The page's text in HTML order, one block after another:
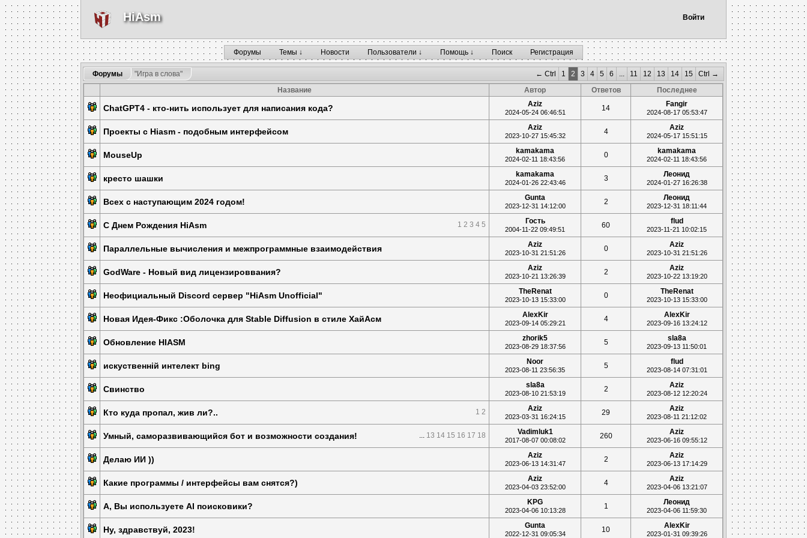
HiAsm Войти
Форумы Темы ↓ Новости Пользователи ↓ Помощь ↓ Поиск Регистрация
Форумы "Игра в слова" ← Ctrl 1 2 3 4 5 6 ... 11 12 13 14 15
Ctrl →
Название
Автор Ответов Последнее
ChatGPT4 - кто-нить использует для написания кода? Aziz
2024-05-24 06:46:51 14 Fangir
2024-08-17 05:53:47
Проекты с Hiasm - подобным интерфейсом Aziz
2023-10-27 15:45:32 4 Aziz
2024-05-17 15:51:15
MouseUp kamakama
2024-02-11 18:43:56 0 kamakama
2024-02-11 18:43:56
кресто шашки kamakama
2024-01-26 22:43:46 3 Леонид
2024-01-27 16:26:38
Всех с наступающим 2024 годом! Gunta
2023-12-31 14:12:00 2 Леонид
2023-12-31 18:11:44
С Днем Рождения HiAsm 1 2 3 4 5 Гость
2004-11-22 09:49:51 60 flud
2023-11-21 10:02:15
Параллельные вычисления и межпрограммные взаимодействия Aziz
2023-10-31 21:51:26 0 Aziz
2023-10-31 21:51:26
GodWare - Новый вид лицензироввания? Aziz
2023-10-21 13:26:39 2 Aziz
2023-10-22 13:19:20
Неофициальный Discord сервер "HiAsm Unofficial" TheRenat
2023-10-13 15:33:00 0 TheRenat
2023-10-13 15:33:00
Новая Идея-Фикс :Оболочка для Stable Diffusion в стиле ХайАсм AlexKir
2023-09-14 05:29:21 4 AlexKir
2023-09-16 13:24:12
Обновление HIASM zhorik5
2023-08-29 18:37:56 5 sla8a
2023-09-13 11:50:01
искуственній интелект bing Noor
2023-08-11 23:56:35 5 flud
2023-08-14 07:31:01
Свинство sla8a
2023-08-10 21:53:19 2 Aziz
2023-08-12 12:20:24
Кто куда пропал, жив ли?.. 1 2 Aziz
2023-03-31 16:24:15 29 Aziz
2023-08-11 21:12:02
Умный, саморазвивающийся бот и возможности создания! ... 13 14 15 16 17 18 Vadimluk1
2017-08-07 00:08:02 260 Aziz
2023-06-16 09:55:12
Делаю ИИ )) Aziz
2023-06-13 14:31:47 2 Aziz
2023-06-13 17:14:29
Какие программы / интерфейсы вам снятся?) Aziz
2023-04-03 23:52:00 4 Aziz
2023-04-06 13:21:07
А, Вы используете AI поисковики? KPG
2023-04-06 10:13:28 1 Леонид
2023-04-06 11:59:30
Ну, здравствуй, 2023! Gunta
2022-12-31 09:05:34 10 AlexKir
2023-01-31 09:39:26